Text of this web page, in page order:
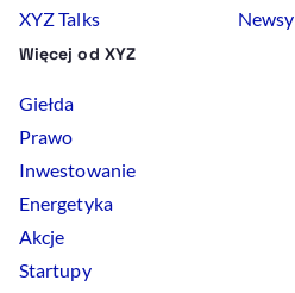
XYZ Talks
Newsy
Więcej od XYZ
Giełda
Prawo
Inwestowanie
Energetyka
Akcje
Startupy